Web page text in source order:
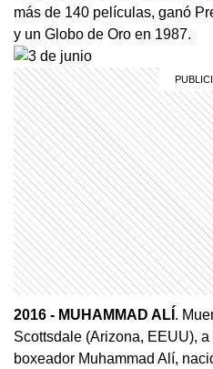
más de 140 películas, ganó
y un Globo de Oro en 1987.
2016 - MUHAMMAD ALÍ .
Scottsdale (Arizona, EEUU),
boxeador Muhammad Alí,